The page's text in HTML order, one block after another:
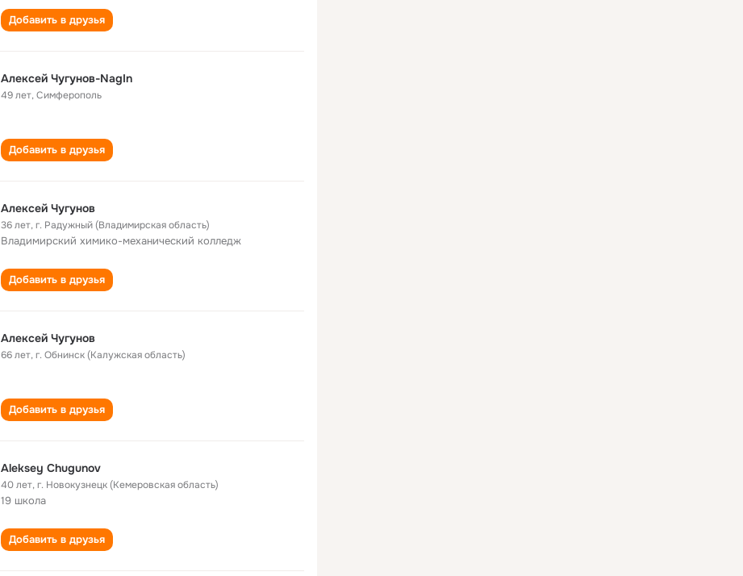
Добавить в друзья
Алексей Чугунов-NagIn
49 лет,Симферополь
Добавить в друзья
Алексей Чугунов
36 лет,г. Радужный (Владимирская область)
Владимирский химико-механический колледж
Добавить в друзья
Алексей Чугунов
66 лет,г. Обнинск (Калужская область)
Добавить в друзья
Aleksey Chugunov
40 лет,г. Новокузнецк (Кемеровская область)
19 школа
Добавить в друзья